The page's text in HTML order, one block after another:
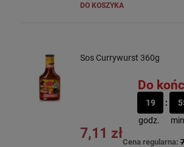
DO KOSZYKA
Sos Currywurst 360g
Do
19
godz.
7,11 zł
Cena regularna: